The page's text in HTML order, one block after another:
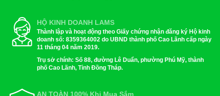
HỘ KINH DOANH LAMS
Thành lập và hoạt động theo Giấy chứng nhận đăng ký Hộ kinh
doanh số: 8359364002 do UBND thành phố Cao Lãnh cấp ngày
11 tháng 04 năm 2019.
Trụ sở chính: Số 88, đường Lê Duẩn, phường Phú Mỹ, thành
phố Cao Lãnh, Tỉnh Đồng Tháp.
AN TOÀN 100% Khi Mua Sắm